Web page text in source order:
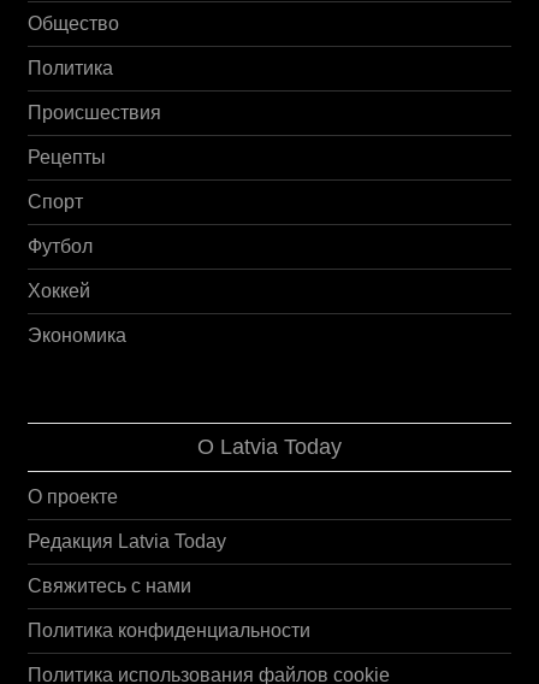
Общество
Политика
Происшествия
Рецепты
Спорт
Футбол
Хоккей
Экономика
О Latvia Today
О проекте
Редакция Latvia Today
Свяжитесь с нами
Политика конфиденциальности
Политика использования файлов cookie